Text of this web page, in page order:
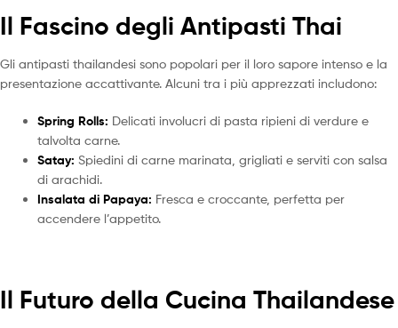
Il Fascino degli Antipasti Thai
Gli antipasti thailandesi sono popolari per il loro sapore intenso e la
presentazione accattivante. Alcuni tra i più apprezzati includono:
Spring Rolls: Delicati involucri di pasta ripieni di verdure e
talvolta carne.
Satay: Spiedini di carne marinata, grigliati e serviti con salsa
di arachidi.
Insalata di Papaya: Fresca e croccante, perfetta per
accendere l’appetito.
Il Futuro della Cucina Thailandese